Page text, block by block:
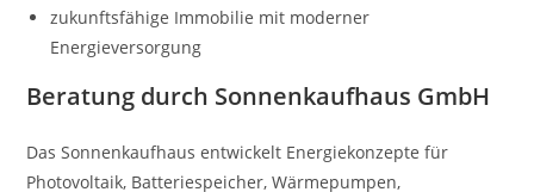
zukunftsfähige Immobilie mit moderner
Energieversorgung
Beratung durch Sonnenkaufhaus GmbH
Das Sonnenkaufhaus entwickelt Energiekonzepte für
Photovoltaik, Batteriespeicher, Wärmepumpen,